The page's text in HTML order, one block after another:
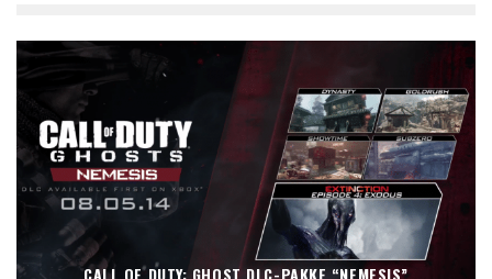
CALL OF DUTY: GHOST DLC-PAKKE “NEMESIS”